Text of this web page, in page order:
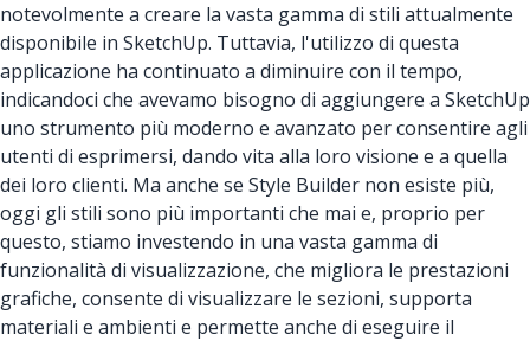
notevolmente a creare la vasta gamma di stili attualmente
disponibile in SketchUp. Tuttavia, l'utilizzo di questa
applicazione ha continuato a diminuire con il tempo,
indicandoci che avevamo bisogno di aggiungere a SketchUp
uno strumento più moderno e avanzato per consentire agli
utenti di esprimersi, dando vita alla loro visione e a quella
dei loro clienti. Ma anche se Style Builder non esiste più,
oggi gli stili sono più importanti che mai e, proprio per
questo, stiamo investendo in una vasta gamma di
funzionalità di visualizzazione, che migliora le prestazioni
grafiche, consente di visualizzare le sezioni, supporta
materiali e ambienti e permette anche di eseguire il